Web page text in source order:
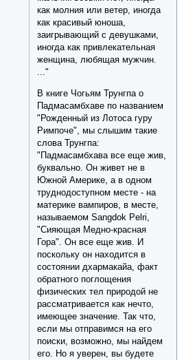
как молния или ветер, иногда
как красивый юноша,
заигрывающий с девушками,
иногда как привлекательная
женщина, любящая мужчин.
..."
В книге Чогьям Трунгпа о
Падмасамбхаве по названием
"Рожденный из Лотоса гуру
Римпоче", мы слышим такие
слова Трунгпа:
"Падмасамбхава все еще жив,
буквально. Он живет не в
Южной Америке, а в одном
труднодоступном месте - на
материке вампиров, в месте,
называемом Sangdok Pelri,
"Сияющая Медно-красная
Гора". Он все еще жив. И
поскольку он находится в
состоянии дхармакайа, факт
обратного поглощения
физических тел природой не
рассматривается как нечто,
имеющее значение. Так что,
если мы отправимся на его
поиски, возможно, мы найдем
его. Но я уверен, вы будете